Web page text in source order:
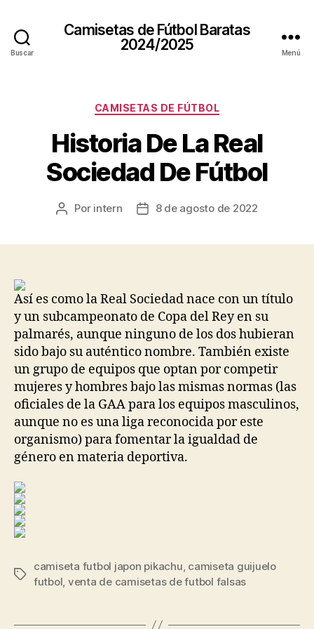
Buscar
Camisetas de Fútbol Baratas
2024/2025
Menú
Categorías
CAMISETAS DE FÚTBOL
Historia De La Real
Sociedad De Fútbol
Autor
Por intern
Fecha8 de agosto de 2022
Así es como la Real Sociedad nace con un título
y un subcampeonato de Copa del Rey en su
palmarés, aunque ninguno de los dos hubieran
sido bajo su auténtico nombre. También existe
un grupo de equipos que optan por competir
mujeres y hombres bajo las mismas normas (las
oficiales de la GAA para los equipos masculinos,
aunque no es una liga reconocida por este
organismo) para fomentar la igualdad de
género en materia deportiva.
Etiquetas
camiseta futbol japon pikachu, camiseta guijuelo
futbol, venta de camisetas de futbol falsas